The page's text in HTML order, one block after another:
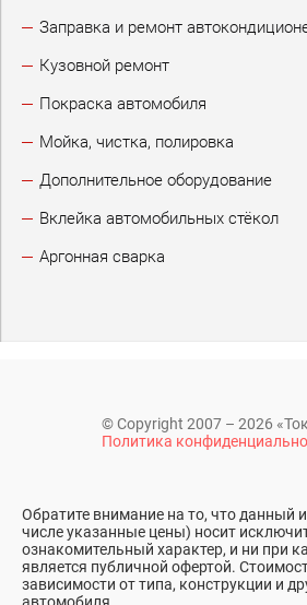
Заправка и ремонт
Кузовной ремонт
Покраска автомобиля
Мойка, чистка, полировка
Дополнительное оборудование
Вклейка автомобильных стёкол
Аргонная сварка
© Copyright 2007 – 2026
Политика
Обратите внимание на то, что данный
числе указанные цены) носит
ознакомительный характер, и ни при
является публичной офертой.
зависимости от типа, конструкции и